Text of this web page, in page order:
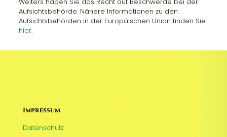
Aufsichtsbehörde. Nähere Informationen zu den
Aufsichtsbehörden in der Europäischen Union finden Sie
hier.
Impressum
Datenschutz